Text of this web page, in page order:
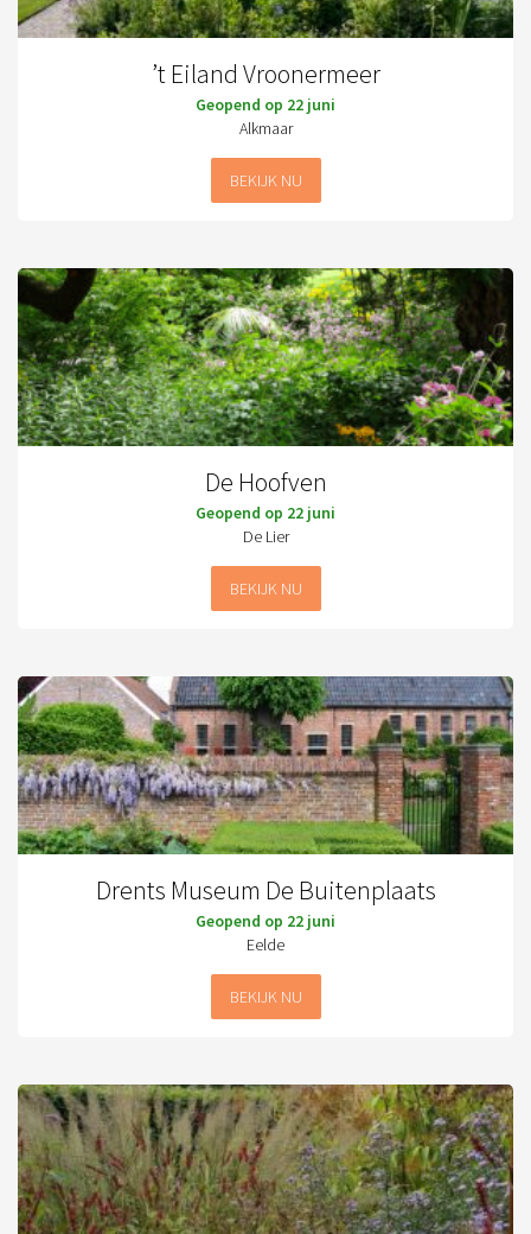
’t Eiland Vroonermeer
Geopend op 22 juni
Alkmaar
BEKIJK NU
De Hoofven
Geopend op 22 juni
De Lier
BEKIJK NU
Drents Museum De Buitenplaats
Geopend op 22 juni
Eelde
BEKIJK NU